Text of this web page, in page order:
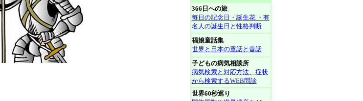
366日への旅
毎日の記念日・誕生花 ・有
名人の誕生日と性格判断
福娘童話集
世界と日本の童話と昔話
子どもの病気相談所
病気検索と対応方法、症状
から検索するWEB問診
世界60秒巡り